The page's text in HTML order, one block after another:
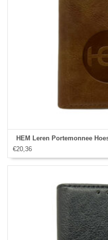
HEM Leren Portemonnee
€20,36